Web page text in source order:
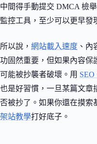
中間得手動提交 DMCA 檢
監控工具，至少可以更早發
所以說， 網站載入速度 、內
功固然重要，但如果內容保
可能被抄襲者破壞。用
也是好習慣，一旦某篇文章
否被抄了。如果你還在摸索
架站教學打好底子。